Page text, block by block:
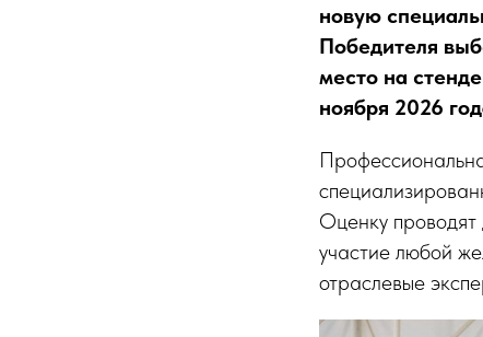
новую
Победителя
место на
ноября 2026
Оценку
участие любой
отраслевые